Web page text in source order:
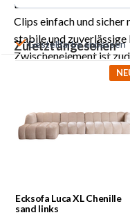
Die einzelnen Elemente
Clips einfach und sicher
stabile und
Zwischenelement ist
kann auch separat als
bietet das Sofa
Raumgestaltung und
Komfort einzugehen.
Zusammensetzung
Gestellfarbe anpassen
Polsterung anpassen
Alle
unverbindlich kalkuliert.
Anmelden, um ein
Noch kein
Zuletzt angesehen
Ecksofa Luca XL Chenille
sand links